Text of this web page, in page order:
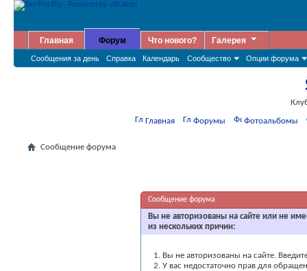
Главная Форум
Сообщения за день Справка Календарь Сообщество Опции форума
Что нового? Галерея
Главная Форумы Фотоальбомы
Сообщение форума
Сообщение форума
Вы не авторизованы на сайте или не
из нескольких причин:
Вы не авторизованы на сайте.
У вас недостаточно прав для